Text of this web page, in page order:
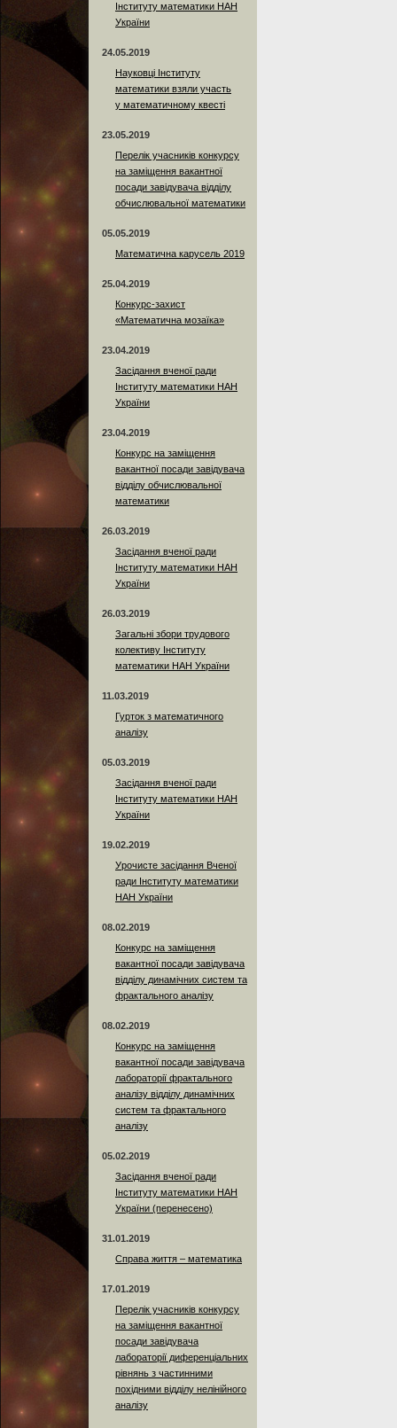
Інституту математики НАН
України
24.05.2019
Науковці Інституту
математики взяли участь
у математичному квесті
23.05.2019
Перелік учасників конкурсу
на заміщення вакантної
посади завідувача відділу
обчислювальної математики
05.05.2019
Математична карусель 2019
25.04.2019
Конкурс-захист
«Математична мозаїка»
23.04.2019
Засідання вченої ради
Інституту математики НАН
України
23.04.2019
Конкурс на заміщення
вакантної посади завідувача
відділу обчислювальної
математики
26.03.2019
Засідання вченої ради
Інституту математики НАН
України
26.03.2019
Загальні збори трудового
колективу Інституту
математики НАН України
11.03.2019
Гурток з математичного
аналізу
05.03.2019
Засідання вченої ради
Інституту математики НАН
України
19.02.2019
Урочисте засідання Вченої
ради Інституту математики
НАН України
08.02.2019
Конкурс на заміщення
вакантної посади завідувача
відділу динамічних систем та
фрактального аналізу
08.02.2019
Конкурс на заміщення
вакантної посади завідувача
лабораторії фрактального
аналізу відділу динамічних
систем та фрактального
аналізу
05.02.2019
Засідання вченої ради
Інституту математики НАН
України (перенесено)
31.01.2019
Справа життя – математика
17.01.2019
Перелік учасників конкурсу
на заміщення вакантної
посади завідувача
лабораторії диференціальних
рівнянь з частинними
похідними відділу нелінійного
аналізу